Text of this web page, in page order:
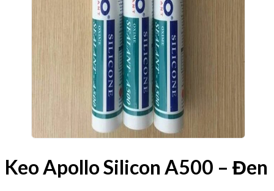
Keo Apollo Silicon A500 – Đen